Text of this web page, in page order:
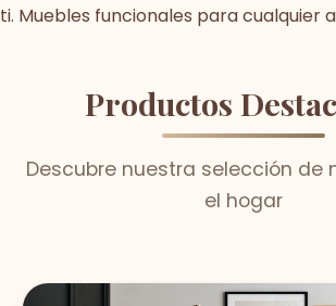
ti. Muebles funcionales para cualquier
Productos
Descubre nuestra selección de
el hogar